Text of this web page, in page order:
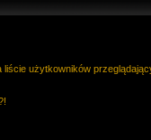
użytkowników